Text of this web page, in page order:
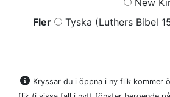
Fler
Tyska (Luthers Bibel
Kryssar du i öppna i ny flik kommer